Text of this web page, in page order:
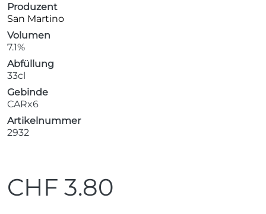
Produzent
San Martino
Volumen
7.1%
Abfüllung
33cl
Gebinde
CARx6
Artikelnummer
2932
CHF 3.80